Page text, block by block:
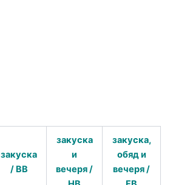
закуска
/ BB
закуска
и
вечеря /
закуска,
обяд и
вечеря /